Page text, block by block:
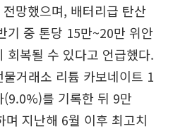
망했으며, 배터리급 탄산
기 중 톤당 15만~20만 위안
회복될 수 있다고 언급했다.
거래소 리튬 카보네이트 1
를 기록한 뒤 9만
지난해 6월 이후 최고치